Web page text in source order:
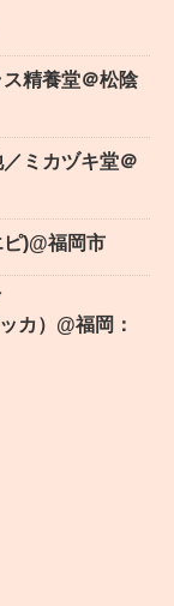
精養堂＠松陰
ミカヅキ堂＠
)@福岡市
カ）@福岡：